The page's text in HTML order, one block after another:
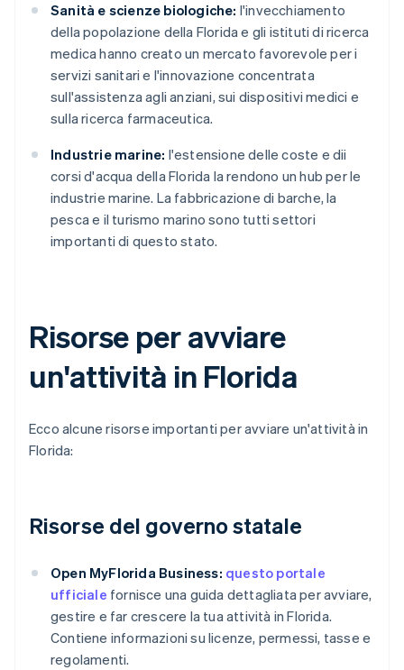
Sanità e scienze biologiche: l'invecchiamento
della popolazione della Florida e gli istituti di ricerca
medica hanno creato un mercato favorevole per i
servizi sanitari e l'innovazione concentrata
sull'assistenza agli anziani, sui dispositivi medici e
sulla ricerca farmaceutica.
Industrie marine: l'estensione delle coste e dii
corsi d'acqua della Florida la rendono un hub per le
industrie marine. La fabbricazione di barche, la
pesca e il turismo marino sono tutti settori
importanti di questo stato.
Risorse per avviare
un'attività in Florida
Ecco alcune risorse importanti per avviare un'attività in
Florida:
Risorse del governo statale
Open MyFlorida Business: questo portale
ufficiale fornisce una guida dettagliata per avviare,
gestire e far crescere la tua attività in Florida.
Contiene informazioni su licenze, permessi, tasse e
regolamenti.